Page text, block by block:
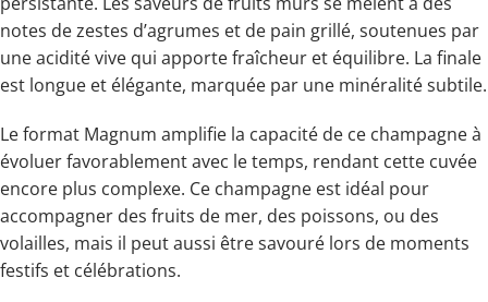
notes de zestes d’agrumes et de pain grillé, soutenues par
une acidité vive qui apporte fraîcheur et équilibre. La finale
est longue et élégante, marquée par une minéralité subtile.
Le format Magnum amplifie la capacité de ce champagne à
évoluer favorablement avec le temps, rendant cette cuvée
encore plus complexe. Ce champagne est idéal pour
accompagner des fruits de mer, des poissons, ou des
volailles, mais il peut aussi être savouré lors de moments
festifs et célébrations.